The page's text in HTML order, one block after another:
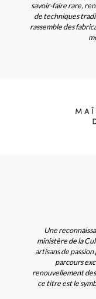
savoir-faire rare,
de techniques
rassemble des
Une
ministère de la
artisans de
parcours
renouvellement des
ce titre est le